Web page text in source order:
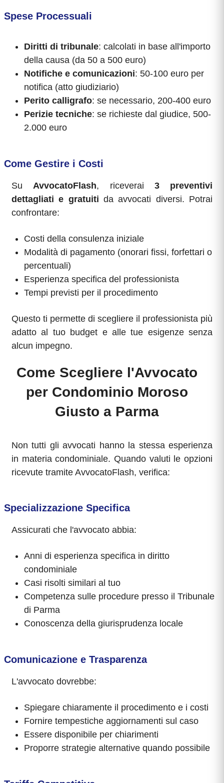
Spese Processuali
Diritti di tribunale: calcolati in base all'importo
della causa (da 50 a 500 euro)
Notifiche e comunicazioni: 50-100 euro per
notifica (atto giudiziario)
Perito calligrafo: se necessario, 200-400 euro
Perizie tecniche: se richieste dal giudice, 500-
2.000 euro
Come Gestire i Costi
SuAvvocatoFlash, riceverai 3 preventivi
dettagliati e gratuiti da avvocati diversi. Potrai
confrontare:
Costi della consulenza iniziale
Modalità di pagamento (onorari fissi, forfettari o
percentuali)
Esperienza specifica del professionista
Tempi previsti per il procedimento
Questo ti permette di scegliere il professionista più
adatto al tuo budget e alle tue esigenze senza
alcun impegno.
Come Scegliere l'Avvocato
per Condominio Moroso
Giusto a Parma
Non tutti gli avvocati hanno la stessa esperienza
in materia condominiale. Quando valuti le opzioni
ricevute tramite AvvocatoFlash, verifica:
Specializzazione Specifica
Assicurati che l'avvocato abbia:
Anni di esperienza specifica in diritto
condominiale
Casi risolti similari al tuo
Competenza sulle procedure presso il Tribunale
di Parma
Conoscenza della giurisprudenza locale
Comunicazione e Trasparenza
L'avvocato dovrebbe:
Spiegare chiaramente il procedimento e i costi
Fornire tempestiche aggiornamenti sul caso
Essere disponibile per chiarimenti
Proporre strategie alternative quando possibile